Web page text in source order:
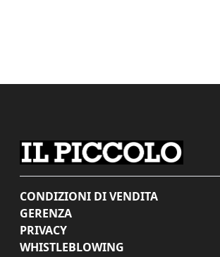
CONDIZIONI DI VENDITA
GERENZA
PRIVACY
WHISTLEBLOWING